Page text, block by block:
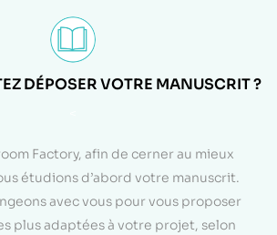
DÉPOSER VOTRE MANUSCRIT ?
Factory, afin de cerner au mieux
étudions d’abord votre manuscrit.
avec vous pour vous proposer
plus adaptées à votre projet, selon